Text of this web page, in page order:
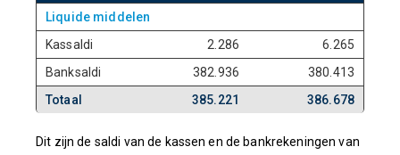
Liquide middelen
Kassaldi
2.286
6.265
Banksaldi
382.936
380.413
Totaal
385.221 386.678
Dit zijn de saldi van de kassen en de bankrekeningen van